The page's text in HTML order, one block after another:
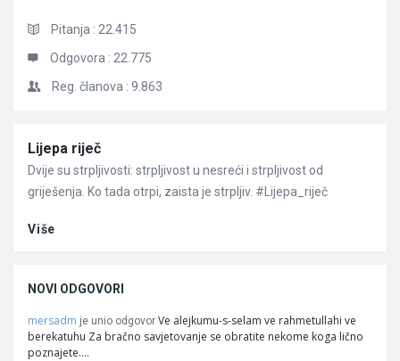
Pitanja : 22.415
Odgovora : 22.775
Reg. članova : 9.863
Članci
Lijepa riječ
Dvije su strpljivosti: strpljivost u nesreći i strpljivost od
griješenja. Ko tada otrpi, zaista je strpljiv. #Lijepa_riječ
Više
NOVI ODGOVORI
mersadm je unio odgovor Ve alejkumu-s-selam ve rahmetullahi ve
berekatuhu Za bračno savjetovanje se obratite nekome koga lično
poznajete.…